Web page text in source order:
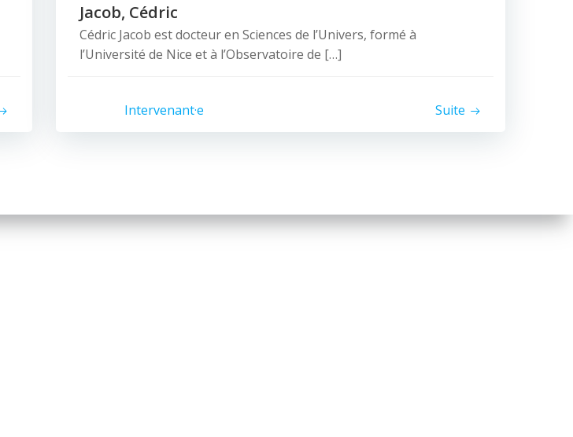
Jacob, Cédric
Cédric Jacob est docteur en Sciences de l’Univers, formé à
l’Université de Nice et à l’Observatoire de […]
Intervenant·e Suite